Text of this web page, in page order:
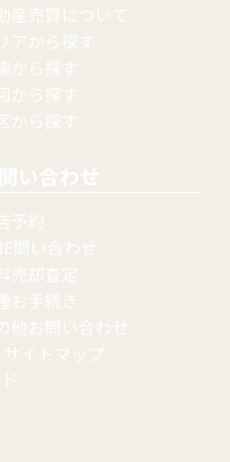
産売買について
アから探す
から探す
から探す
から探す
い合わせ
予約
問い合わせ
売却査定
お手続き
他お問い合わせ
サイトマップ